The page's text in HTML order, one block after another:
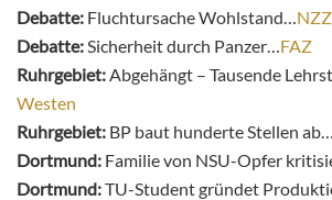
Debatte: Fluchtursache Wohlstand…NZZ
Debatte:Sicherheit durch Panzer…FAZ
Ruhrgebiet:Abgehängt – Tausende
Westen
Ruhrgebiet: BP baut hunderte Stellen ab…
Dortmund: Familie von NSU-Opfer
Dortmund:TU-Student gründet